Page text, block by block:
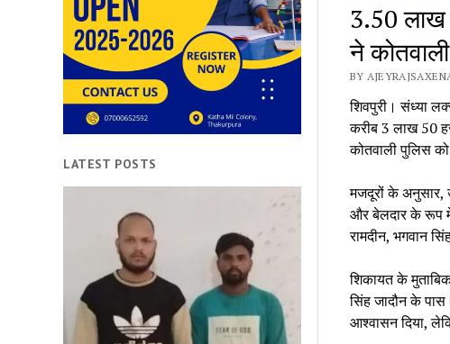
LATEST POSTS
3.50 लाख
ने
BY
शिवपुरी। संध्या
करीब 3 लाख 50
कोतवाली पुलिस
मजदूरों के अनुसार,
और बेलदार के रूप
रामदीन, भगवान
शिकायत के
सिंह जादौन के
आश्वासन दिया,